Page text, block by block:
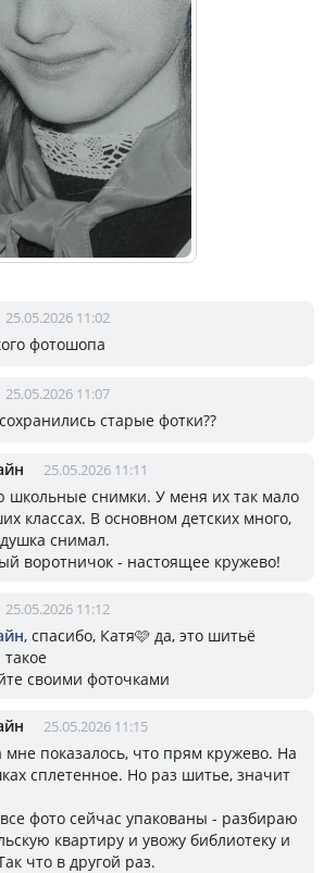
25.05.2026 11:02
фотошопа
25.05.2026 11:07
старые фотки??
25.05.2026 11:11
снимки. У меня их так мало
классах. В основном детских много,
снимал.
воротничок - настоящее кружево!
25.05.2026 11:12
, спасибо, Катя🩷 да, это шитьё
своими фоточками
25.05.2026 11:15
мне показалось, что прям кружево. На
сплетенное. Но раз шитье, значит
фото сейчас упакованы - разбираю
квартиру и увожу библиотеку и
что в другой раз.